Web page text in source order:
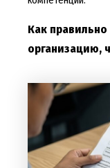
Как
организацию,